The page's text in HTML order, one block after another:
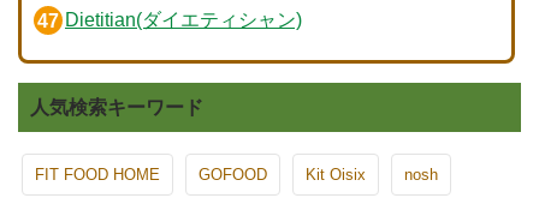
Dietitian(ダイエティシャン)
人気検索キーワード
FIT FOOD HOME GOFOOD Kit Oisix nosh